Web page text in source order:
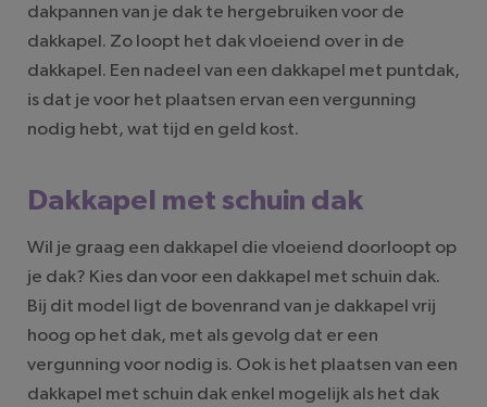
dakpannen van je dak te hergebruiken voor de
dakkapel. Zo loopt het dak vloeiend over in de
dakkapel. Een nadeel van een dakkapel met puntdak,
is dat je voor het plaatsen ervan een vergunning
nodig hebt, wat tijd en geld kost.
Dakkapel met schuin dak
Wil je graag een dakkapel die vloeiend doorloopt op
je dak? Kies dan voor een dakkapel met schuin dak.
Bij dit model ligt de bovenrand van je dakkapel vrij
hoog op het dak, met als gevolg dat er een
vergunning voor nodig is. Ook is het plaatsen van een
dakkapel met schuin dak enkel mogelijk als het dak